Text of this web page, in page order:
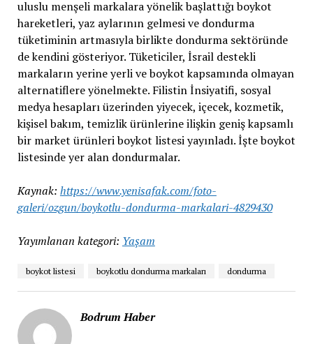
uluslu menşeli markalara yönelik başlattığı boykot
hareketleri, yaz aylarının gelmesi ve dondurma
tüketiminin artmasıyla birlikte dondurma sektöründe
de kendini gösteriyor. Tüketiciler, İsrail destekli
markaların yerine yerli ve boykot kapsamında olmayan
alternatiflere yönelmekte. Filistin İnsiyatifi, sosyal
medya hesapları üzerinden yiyecek, içecek, kozmetik,
kişisel bakım, temizlik ürünlerine ilişkin geniş kapsamlı
bir market ürünleri boykot listesi yayınladı. İşte boykot
listesinde yer alan dondurmalar.
Kaynak: https://www.yenisafak.com/foto-
galeri/ozgun/boykotlu-dondurma-markalari-4829430
Yayımlanan kategori: Yaşam
boykot listesi boykotlu dondurma markaları dondurma
Bodrum Haber